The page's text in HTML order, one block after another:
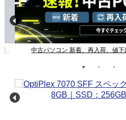
中古パソコン 新着、再入荷、値下